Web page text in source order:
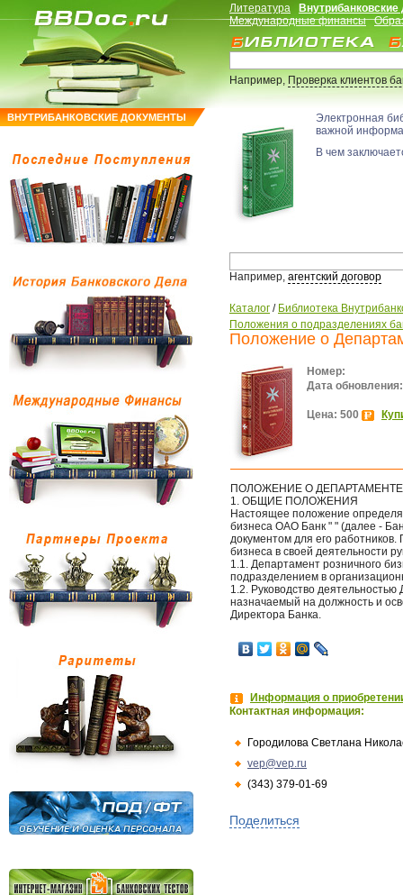
ВНУТРИБАНКОВСКИЕ ДОКУМЕНТЫ
Литература
Международные финансы
Например,Проверка клиентов
Электронная
важной
В чем
Например, агентский договор
Каталог / Библиотека
Положения о подразделениях
Положение о
Номер:
Дата обновления:
Цена: 500
ПОЛОЖЕНИЕ О
1. ОБЩИЕ ПОЛОЖЕНИЯ
Настоящее положение
бизнеса ОАО Банк " " (далее -
документом для его
бизнеса в своей деятельности
1.1. Департамент розничного
подразделением в
1.2. Руководство
назначаемый на должность и
Директора Банка.
Информация о
Контактная информация:
Городилова Светлана
vep@vep.ru
(343) 379-01-69
Поделиться